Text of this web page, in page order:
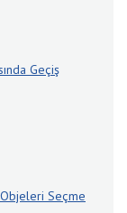
Geçiş
Seçme